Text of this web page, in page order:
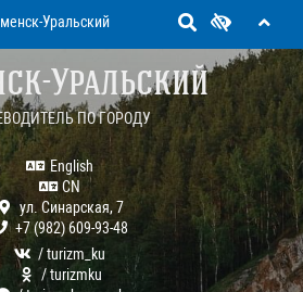
Уральский
Уральский
ПО ГОРОДУ
English
CN
ул. Синарская, 7
+7 (982) 609-93-48
/ turizm_ku
/ turizmku